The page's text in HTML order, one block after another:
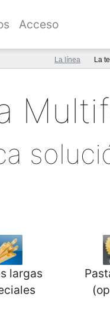
Acceso
La línea La
largas